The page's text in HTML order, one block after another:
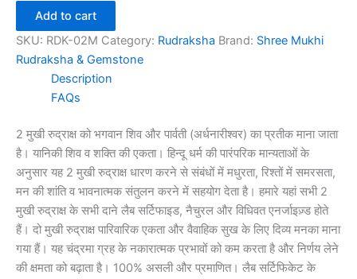
Add to cart
SKU: RDK-02M Category: Rudraksha Brand: Shree Mukhi
Rudraksha & Gemstone
Description
FAQs
2 मुखी रुद्राक्ष को भगवान शिव और पार्वती (अर्धनारीश्वर) का प्रतीक माना जाता
है। यानिकी शिव व शक्ति की एकता। हिन्दू धर्म की पारंपरिक मान्यताओं के
अनुसार यह 2 मुखी रुद्राक्ष धारण करने से संबंधों में मधुरता, रिश्तों में समरसता,
मन की शांति व भावनात्मक संतुलन करने में सहयोग देता है। हमारे यहां सभी 2
मुखी रुद्राक्ष के सभी दाने लैब सर्टिफाइड, नैचुरल और विधिवत एनर्जाइज़्ड होते
हैं। दो मुखी रुद्राक्ष पारिवारिक एकता और वैवाहिक सुख के लिए दिव्य मनका माना
गया हैं। यह चंद्रमा ग्रह के नकारात्मक प्रभावों को कम करता है और निर्णय लेने
की क्षमता को बढ़ाता है। 100% असली और प्रमाणित। लैब सर्टिफिकेट के